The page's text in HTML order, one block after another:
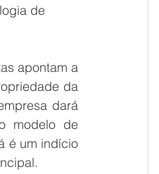
de
apontam a
da
dará
modelo de
é um indício